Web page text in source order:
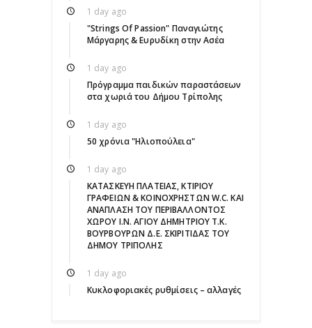
1 day ago
"Strings Of Passion" Παναγιώτης
Μάργαρης & Ευρυδίκη στην Ασέα
1 day ago
Πρόγραμμα παιδικών παραστάσεων
στα χωριά του Δήμου Τρίπολης
1 day ago
50 χρόνια "Ηλιοπούλεια"
1 day ago
ΚΑΤΑΣΚΕΥΗ ΠΛΑΤΕΙΑΣ, ΚΤΙΡΙΟΥ
ΓΡΑΦΕΙΩΝ & ΚΟΙΝΟΧΡΗΣΤΩΝ W.C. ΚΑΙ
ΑΝΑΠΛΑΣΗ ΤΟΥ ΠΕΡΙΒΑΛΛΟΝΤΟΣ
ΧΩΡΟΥ Ι.Ν. ΑΓΙΟΥ ΔΗΜΗΤΡΙΟΥ Τ.Κ.
ΒΟΥΡΒΟΥΡΩΝ Δ.Ε. ΣΚΙΡΙΤΙΔΑΣ ΤΟΥ
ΔΗΜΟΥ ΤΡΙΠΟΛΗΣ
1 day ago
Κυκλοφοριακές ρυθμίσεις – αλλαγές